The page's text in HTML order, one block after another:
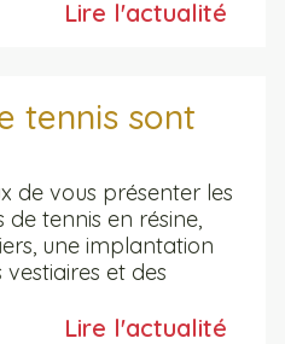
Lire l'actualité
tennis sont
de vous présenter les
tennis en résine,
une implantation
et des
Lire l'actualité